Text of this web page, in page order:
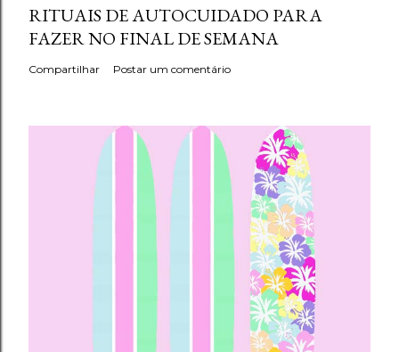
RITUAIS DE AUTOCUIDADO PARA
FAZER NO FINAL DE SEMANA
Compartilhar Postar um comentário